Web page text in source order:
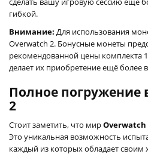
гибкой.
Внимание: Для использования
Overwatch 2. Бонусные монеты
рекомендованной цены комплекта
делает их приобретение ещё более
Полное погружение
2
Стоит заметить, что мирOverwatch
Это уникальная возможность
каждый из которых обладает своим